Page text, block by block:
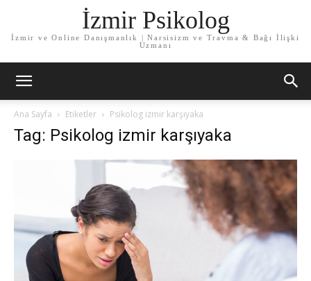
İzmir Psikolog
İzmir ve Online Danışmanlık | Narsisizm ve Travma & Bağı İlişki
Uzmanı
Ana Sayfa Etiketler Psikolog izmir karşıyaka
Tag: Psikolog izmir karşıyaka